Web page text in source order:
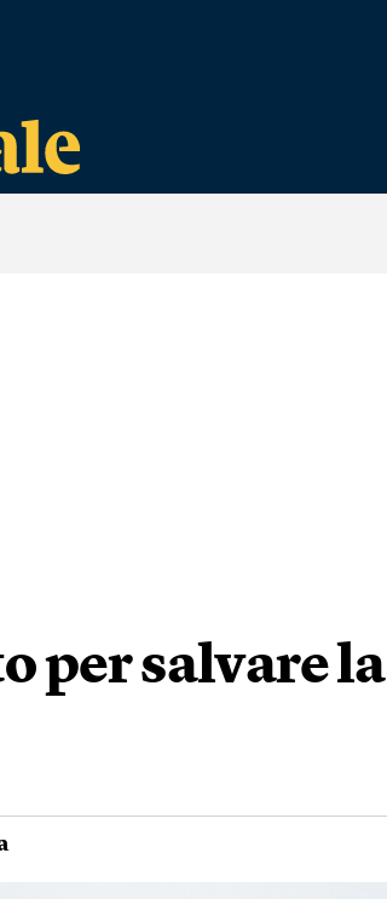
per salvare la